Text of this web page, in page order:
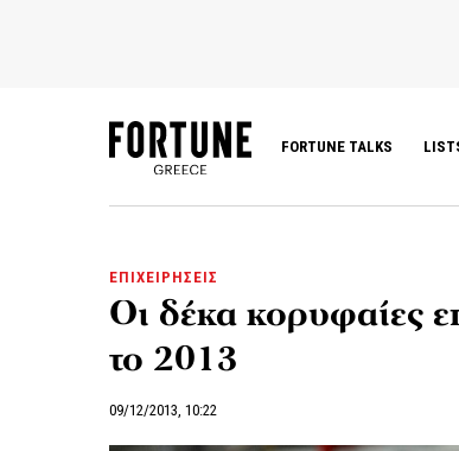
FORTUNE TALKS
ΕΠΙΧΕΙΡΗΣΕΙΣ
Οι δέκα κορυφαίες
το 2013
09/12/2013, 10:22